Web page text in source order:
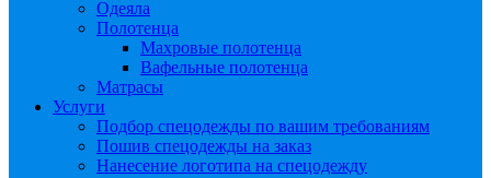
Одеяла
Полотенца
Махровые полотенца
Вафельные полотенца
Матрасы
Услуги
Подбор спецодежды по вашим требованиям
Пошив спецодежды на заказ
Нанесение логотипа на спецодежду